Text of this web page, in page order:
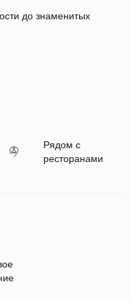
до знаменитых
Рядом с
ресторанами